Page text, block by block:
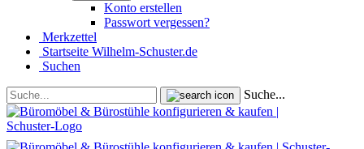
Konto erstellen
Passwort vergessen?
Merkzettel
Startseite Wilhelm-Schuster.de
Suchen
Suche...